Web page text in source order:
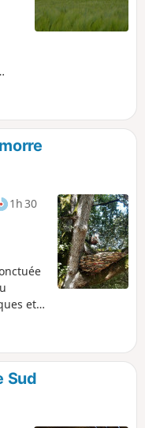
1h 30
et
en
Sud